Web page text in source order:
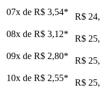
07x de R$ 3,54*
R$
08x de R$ 3,12*
R$
09x de R$ 2,80*
R$
10x de R$ 2,55*
R$